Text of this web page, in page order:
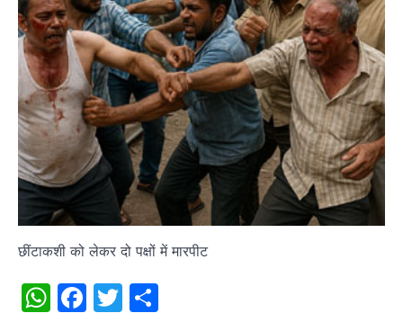
छींटाकशी को लेकर दो पक्षों में मारपीट
WhatsApp
Facebook
Twitter